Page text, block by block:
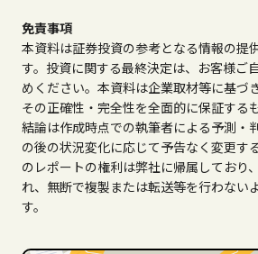
免責事項
本資料は証券投資の参考となる情報の提
す。投資に関する最終決定は、お客様ご
めください。本資料は企業取材等に基づ
その正確性・完全性を全面的に保証する
結論は作成時点での執筆者による予測・
の後の状況変化に応じて予告なく変更す
のレポートの権利は弊社に帰属しており
れ、無断で複製または転送等を行わない
す。